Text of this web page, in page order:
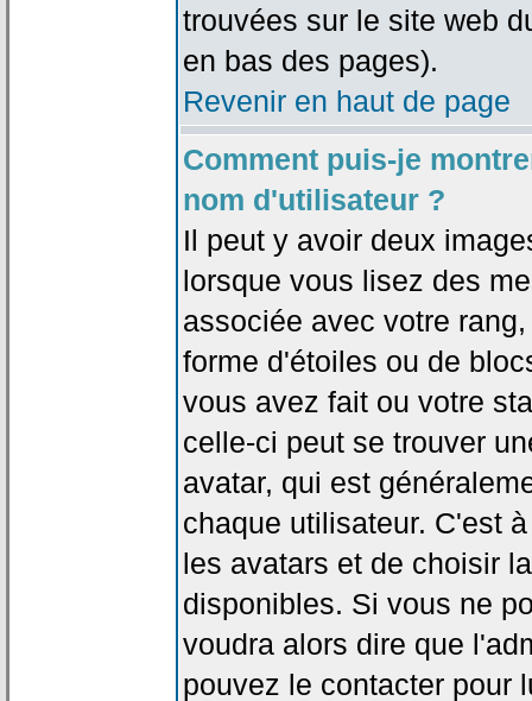
trouvées sur le site web
en bas des pages).
Revenir en haut de page
Comment puis-je
nom d'utilisateur ?
Il peut y avoir deux
lorsque vous lisez des
associée avec votre
forme d'étoiles ou de
vous avez fait ou votre
celle-ci peut se trouver
avatar, qui est
chaque utilisateur. C'est
les avatars et de choisir
disponibles. Si vous ne
voudra alors dire que
pouvez le contacter pour